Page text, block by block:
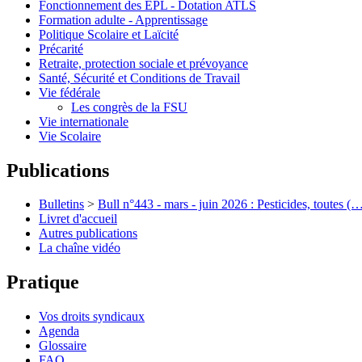
Fonctionnement des EPL - Dotation ATLS
Formation adulte - Apprentissage
Politique Scolaire et Laïcité
Précarité
Retraite, protection sociale et prévoyance
Santé, Sécurité et Conditions de Travail
Vie fédérale
Les congrès de la FSU
Vie internationale
Vie Scolaire
Publications
Bulletins > Bull n°443 - mars - juin 2026 : Pesticides, toutes
Livret d'accueil
Autres publications
La chaîne vidéo
Pratique
Vos droits syndicaux
Agenda
Glossaire